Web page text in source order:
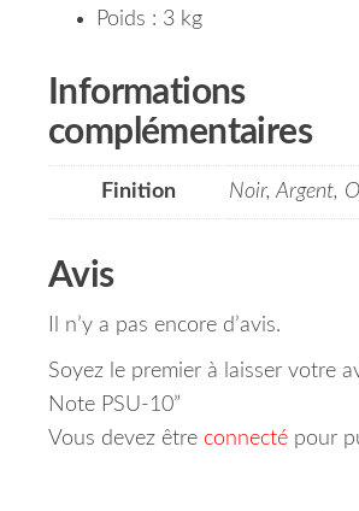
Poids : 3 kg
Informations
complémentaires
Finition Noir, Argent,
Avis
Il n’y a pas encore d’avis.
Soyez le premier à laisser votre
Note PSU-10”
Vous devez être connecté pour